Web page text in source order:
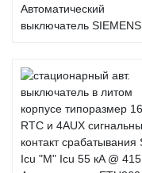
Автоматический
выключатель SIEMENS